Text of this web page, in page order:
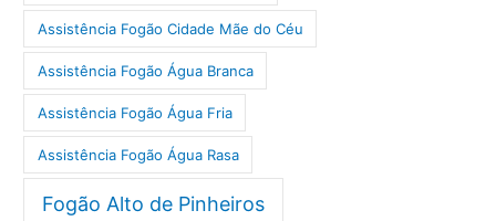
Assistência Fogão Cidade Mãe do Céu
Assistência Fogão Água Branca
Assistência Fogão Água Fria
Assistência Fogão Água Rasa
Fogão Alto de Pinheiros